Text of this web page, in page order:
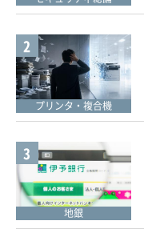
2
プリンタ・複合機
3
地銀